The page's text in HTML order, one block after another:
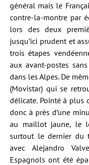
général mais le
contre-la-montre par
lors des deux
jusqu’ici prudent et
trois étapes
aux avant-postes
dans les Alpes. De
(Movistar) qui se
délicate. Pointé à
donc à près d’une
au maillot jaune, le
surtout le dernier du
avec Alejandro
Espagnols ont été